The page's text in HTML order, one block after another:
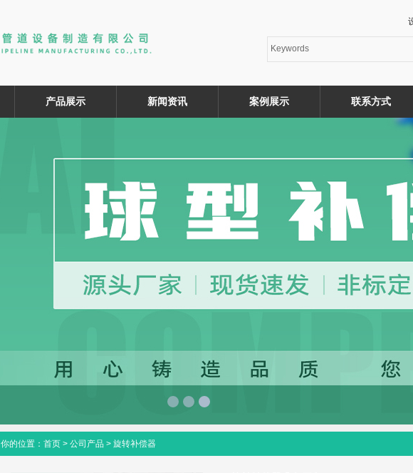
产品展示 新闻资讯 案例展示 联系方式
你的位置： 首页 > 公司产品 > 旋转补偿器